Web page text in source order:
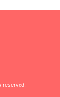
reserved.